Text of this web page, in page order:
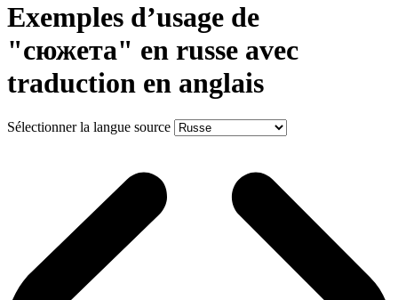
Exemples d’usage de
"сюжета" en russe avec
traduction en anglais
Sélectionner la langue source